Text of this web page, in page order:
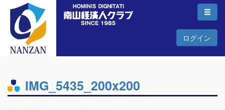
ログイン
IMG_5435_200x200